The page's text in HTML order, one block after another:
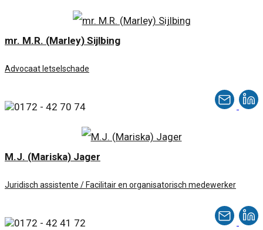
mr. M.R. (Marley) Sijlbing
Advocaat letselschade
0172 - 42 70 74
M.J. (Mariska) Jager
Juridisch assistente / Facilitair en organisatorisch medewerker
0172 - 42 41 72